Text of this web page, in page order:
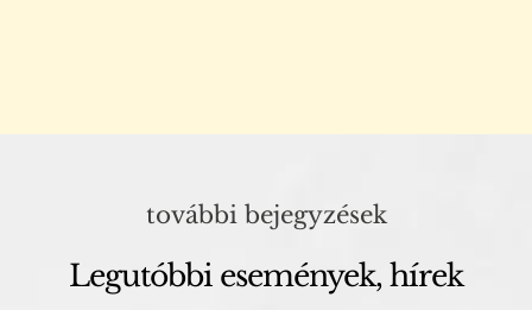
további bejegyzések
Legutóbbi események, hírek